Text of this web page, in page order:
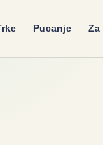
Pucanje Za